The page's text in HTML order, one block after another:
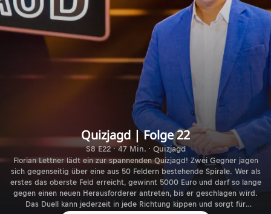
Quizjagd | Folge 22
S8 E22 · 47 Min. · Quizjagd
Florian Lettner lädt ein zur spannenden Quizjagd! Zwei Gegner jagen
sich gegenseitig über eine aus 50 Feldern bestehende Spirale. Wer als
erstes das oberste Feld erreicht, gewinnt 5000 Euro und darf so lange
gegen einen neuen Herausforderer antreten, bis er geschlagen wird.
Das Duell kann jederzeit in jede Richtung kippen und sorgt für